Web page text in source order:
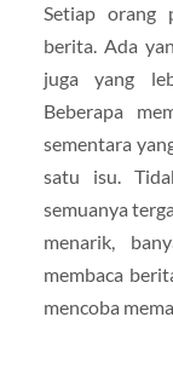
Setiap orang
berita. Ada
juga yang
Beberapa
sementara
satu isu.
semuanya
menarik,
membaca
mencoba